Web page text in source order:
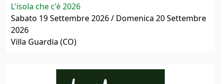
L'isola che c'è 2026
Sabato 19 Settembre 2026 / Domenica 20 Settembre
2026
Villa Guardia (CO)